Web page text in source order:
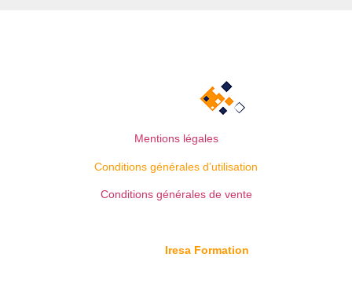
Mentions légales
Conditions générales d’utilisation
Conditions générales de vente
Iresa Formation